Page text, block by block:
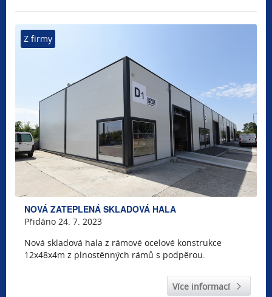
Z firmy
NOVÁ ZATEPLENÁ SKLADOVÁ HALA
Přidáno 24. 7. 2023
Nová skladová hala z rámové ocelové konstrukce
12x48x4m z plnostěnných rámů s podpěrou.
Více informací